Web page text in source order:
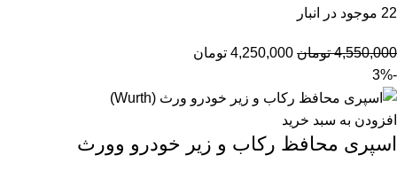
22 موجود در انبار
4,550,000 تومان 4,250,000 تومان
-3%
افزودن به سبد خرید
اسپری محافظ رکاب و زیر خودرو وورث